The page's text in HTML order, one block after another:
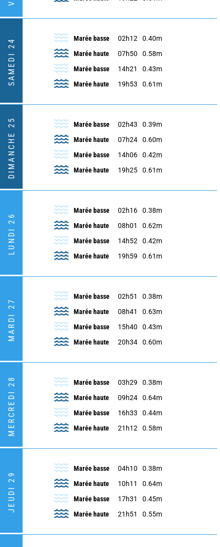
SAMEDI 24 Marée basse 02h12
0.40m
Marée haute
07h50
0.58m
Marée basse
14h21
0.43m
Marée haute
19h53 0.61m
DIMANCHE 25 Marée basse 02h43
0.39m
Marée haute
07h24
0.60m
Marée basse
14h06
0.42m
Marée haute
19h25 0.61m
LUNDI 26
Marée basse 02h16
0.38m
Marée haute
08h01
0.62m
Marée basse
14h52
0.42m
Marée haute
19h59 0.61m
MARDI 27
Marée basse 02h51
0.38m
Marée haute
08h41
0.63m
Marée basse
15h40
0.43m
Marée haute
20h34 0.60m
MERCREDI 28 Marée basse 03h29
0.38m
Marée haute
09h24
0.64m
Marée basse
16h33
0.44m
Marée haute
21h12 0.58m
JEUDI 29
Marée basse 04h10
0.38m
Marée haute
10h11
0.64m
Marée basse
17h31
0.45m
Marée haute
21h51 0.55m